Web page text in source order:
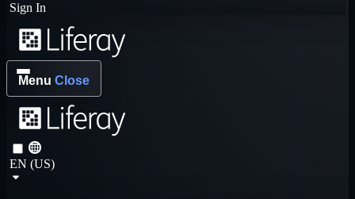
Sign In
Menu Close
EN (US)